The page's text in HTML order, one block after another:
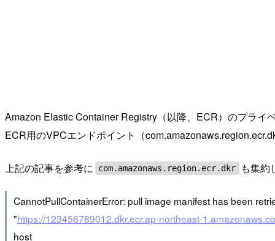
Amazon Elastic Container Registry（以降、ECR）のプライ
ECR用のVPCエンドポイント（
上記の記事を参考に com.amazonaws.region.ecr.dkr も集約
CannotPullContainerError: pull image manifest has been
"https://123456789012.dkr.ecr.ap-northeast-
host